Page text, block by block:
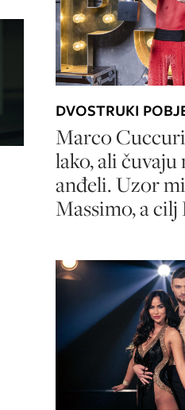
DVOSTRUKI
Marco
lako, ali čuvaju
anđeli. Uzor
Massimo, a cilj